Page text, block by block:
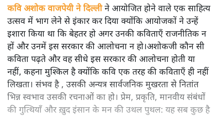
कवि अशोक वाजपेयी ने दिल्लीने आयोजित होने वाले एक साहित्य
उत्सव में भाग लेने से इंकार कर दिया क्योंकि आयोजकों ने उन्हें
इशारा किया था कि बेहतर हो अगर उनकी कविताएँ राजनीतिक न
हों और उनमें इस सरकार की आलोचना न हो।अशोकजी कौन सी
कविता पढ़ते और वह सीधे इस सरकार की आलोचना होती या
नहीं, कहना मुश्किल है क्योंकि कवि एक तरह की कविताएँ ही नहीं
लिखता। संभव है , उसकी अन्यत्र सार्वजनिक मुखरता से नितांत
भिन्न स्वभाव उसकी रचनाओं का हो। प्रेम, प्रकृति, मानवीय संबंधों
की गुत्थियाँ और ख़ुद इंसान के मन की उथल पुथल: यह सब कुछ है